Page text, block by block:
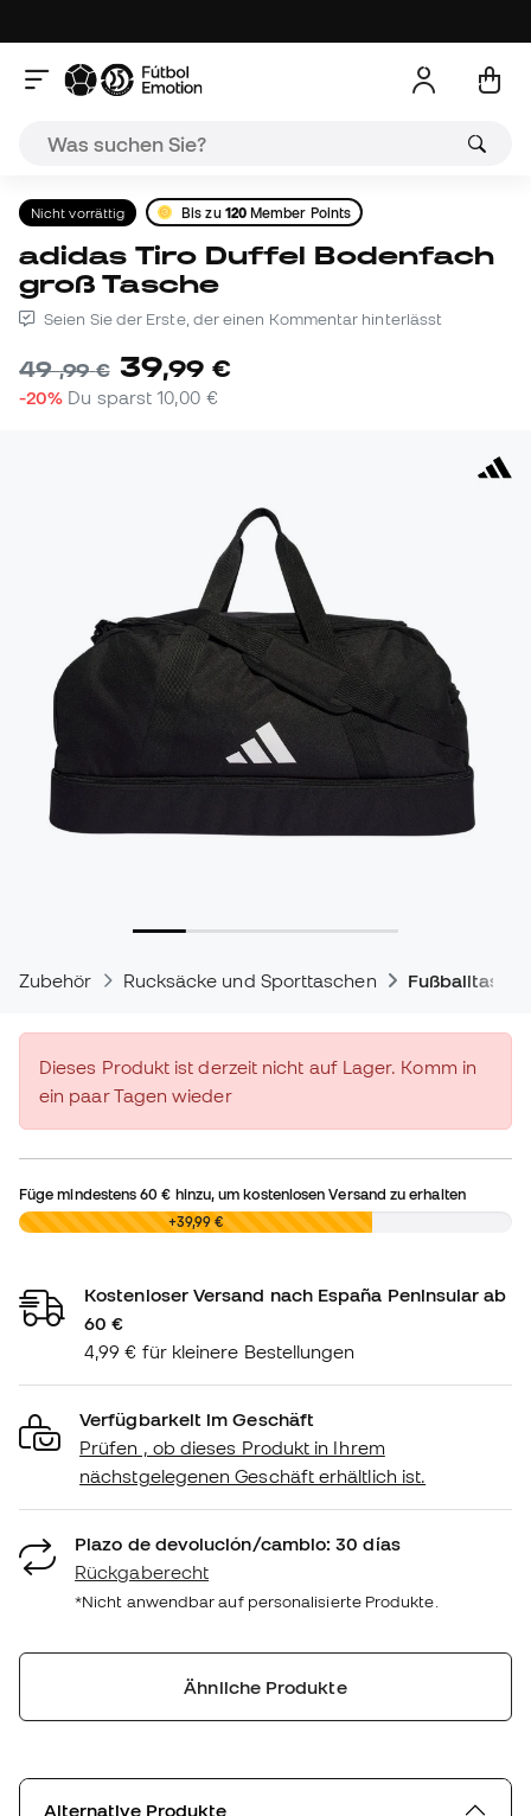
Nicht vorrättig Bis zu 120Member Points
adidas Tiro Duffel Bodenfach
groß Tasche
Seien Sie der Erste, der einen Kommentar hinterlässt
49,99 € 39,99 €
-20% Du sparst10,00 €
Zubehör Rucksäcke und Sporttaschen
Dieses Produkt ist derzeit nicht auf Lager. Komm in
ein paar Tagen wieder
Füge mindestens60 € hinzu, um kostenlosen Versand zu erhalten
0,00 € +39,99 €
Kostenloser Versand nach España Peninsular ab
60 €
4,99 € für kleinere Bestellungen
Verfügbarkeit im Geschäft
Prüfen , ob dieses Produkt in Ihrem
nächstgelegenen Geschäft erhältlich ist.
Plazo de devolución/cambio: 30 días
Rückgaberecht
*Nicht anwendbar auf personalisierte Produkte.
Ähnliche Produkte
Alternative Produkte